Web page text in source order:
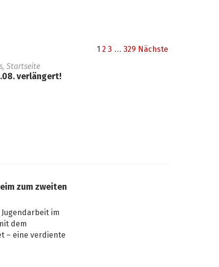
1 2 3 … 329 Nächste
Startseite
verlängert!
zum zweiten
im
dem
– eine verdiente